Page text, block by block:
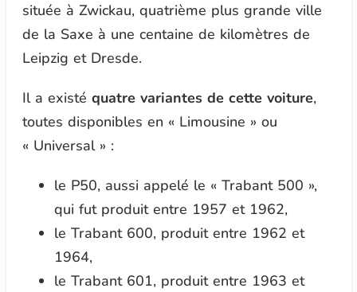
située à Zwickau, quatrième plus grande ville
de la Saxe à une centaine de kilomètres de
Leipzig et Dresde.
Il a existé quatre variantes de cette voiture,
toutes disponibles en « Limousine » ou
« Universal » :
le P50, aussi appelé le « Trabant 500 »,
qui fut produit entre 1957 et 1962,
le Trabant 600, produit entre 1962 et
1964,
le Trabant 601, produit entre 1963 et